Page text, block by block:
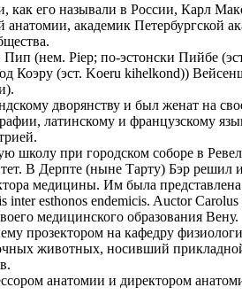
его называли в России, Карл
академик Петербургской
(нем. Piep; по-эстонски Пийбе
Коэру (эст. Koeru kihelkond))
дворянству и был женат на
латинскому и французскому
школу при городском соборе в
В Дерпте (ныне Тарту) Бэр решил
медицины. Им была
esthonos endemicis. Auctor
медицинского образования Вену.
прозектором на кафедру
животных, носивший
анатомии и директором